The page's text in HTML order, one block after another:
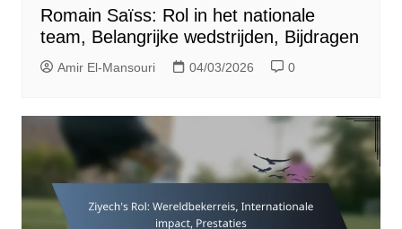
Romain Saïss: Rol in het nationale
team, Belangrijke wedstrijden, Bijdragen
Amir El-Mansouri 04/03/2026 0